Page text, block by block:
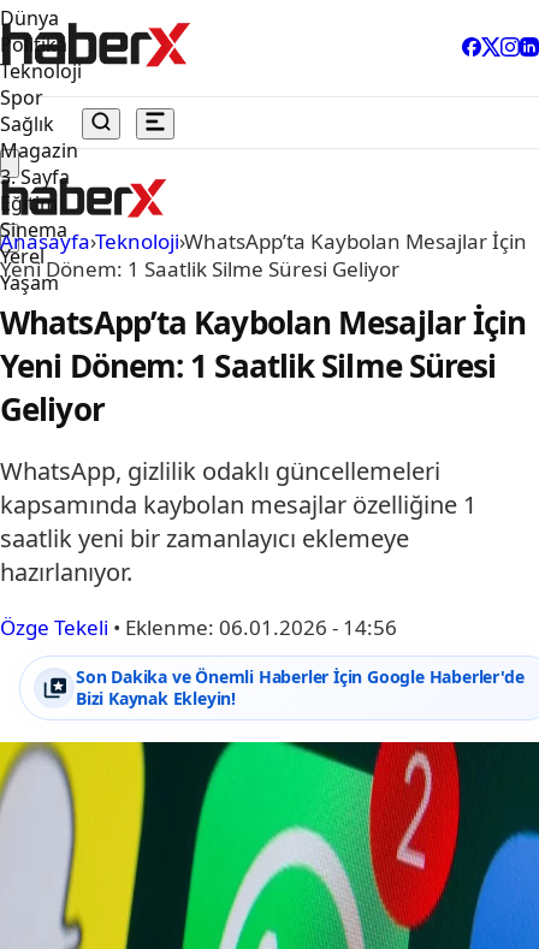
Dünya
Politika
Teknoloji
Spor
Sağlık
Magazin
3. Sayfa
Eğitim
Sinema
Yerel
Yaşam
Anasayfa›Teknoloji›WhatsApp’ta Kaybolan Mesajlar İçin
Yeni Dönem: 1 Saatlik Silme Süresi Geliyor
WhatsApp’ta Kaybolan Mesajlar İçin
Yeni Dönem: 1 Saatlik Silme Süresi
Geliyor
WhatsApp, gizlilik odaklı güncellemeleri
kapsamında kaybolan mesajlar özelliğine 1
saatlik yeni bir zamanlayıcı eklemeye
hazırlanıyor.
Özge Tekeli • Eklenme: 06.01.2026 - 14:56
Son Dakika ve Önemli Haberler İçin Google Haberler'de
Bizi Kaynak Ekleyin!